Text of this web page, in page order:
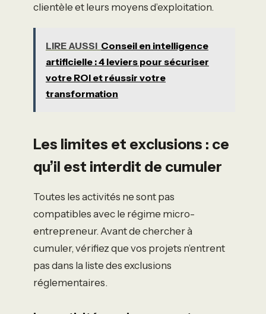
clientèle et leurs moyens d’exploitation.
LIRE AUSSI Conseil en intelligence
artificielle : 4 leviers pour sécuriser
votre ROI et réussir votre
transformation
Les limites et exclusions : ce
qu’il est interdit de cumuler
Toutes les activités ne sont pas
compatibles avec le régime micro-
entrepreneur. Avant de chercher à
cumuler, vérifiez que vos projets n’entrent
pas dans la liste des exclusions
réglementaires.